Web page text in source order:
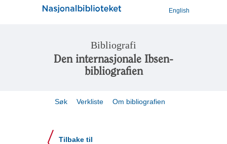
English
Bibliografi
Den internasjonale Ibsen-
bibliografien
Søk Verkliste Om bibliografien
Tilbake til